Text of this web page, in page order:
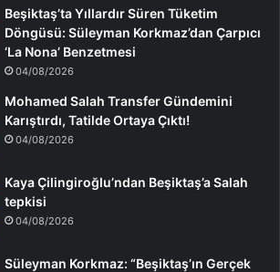
Beşiktaş’ta Yıllardır Süren Tüketim
Döngüsü: Süleyman Korkmaz’dan Çarpıcı
‘La Nona’ Benzetmesi
04/08/2026
Mohamed Salah Transfer Gündemini
Karıştırdı, Tatilde Ortaya Çıktı!
04/08/2026
Kaya Çilingiroğlu’ndan Beşiktaş’a Salah
tepkisi
04/08/2026
Süleyman Korkmaz: “Beşiktaş’ın Gerçek